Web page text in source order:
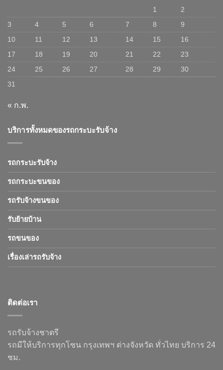
1
2
3
4 5 6 7 8
9
10
11 12 13 14 15
16
17
18 19 20 21 22
23
24
25 26 27 28 29
30
31
« ก.พ.
บริการทั้งหมดของรถกระบะรับจ้าง
รถกระบะรับจ้าง
รถกระบะขนของ
รถรับจ้างขนของ
รับย้ายบ้าน
รถขนของ
เรื่องเล่ารถรับจ้าง
ติดต่อเรา
รถรับจ้างชาตรี
รถมีให้บริการทุกโซน กรุงเทพฯ ต่างจังหวัด ทั่วไทย บริการ 24
ชม.